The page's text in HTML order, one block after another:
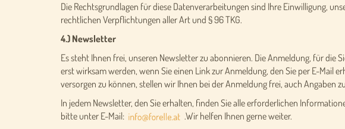
Die Rechtsgrundlagen für diese Datenverarbeitungen sind Ihre Einwilligung,
rechtlichen Verpflichtungen aller Art und § 96 TKG.
4.) Newsletter
Es steht Ihnen frei, unseren Newsletter zu abonnieren. Die Anmeldung, für die
erst wirksam werden, wenn Sie einen Link zur Anmeldung, den Sie per E-Mail
versorgen zu können, stellen wir Ihnen bei der Anmeldung frei, auch Angaben
In jedem Newsletter, den Sie erhalten, finden Sie alle erforderlichen
bitte unter E-Mail:
.Wir helfen Ihnen gerne weiter.